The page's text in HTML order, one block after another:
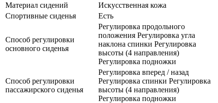
Материал сидений
Искусственная кожа
Спортивные сиденья
Есть
Способ регулировки
основного сиденья
Регулировка продольного
положения Регулировка угла
наклона спинки Регулировка
высоты (4 направления)
Регулировка подножки
Способ регулировки
пассажирского сиденья
Регулировка вперед / назад
Регулировка спинки Регулировка
высоты (4 направления)
Регулировка подножки